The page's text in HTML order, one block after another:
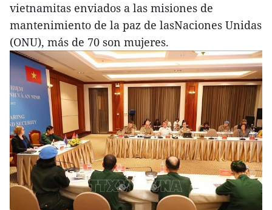
vietnamitas enviados a las misiones de
mantenimiento de la paz de lasNaciones Unidas
(ONU), más de 70 son mujeres.